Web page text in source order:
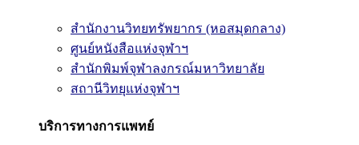
สำนักงานวิทยทรัพยากร (หอสมุดกลาง)
ศูนย์หนังสือแห่งจุฬาฯ
สำนักพิมพ์จุฬาลงกรณ์มหาวิทยาลัย
สถานีวิทยุแห่งจุฬาฯ
บริการทางการแพทย์